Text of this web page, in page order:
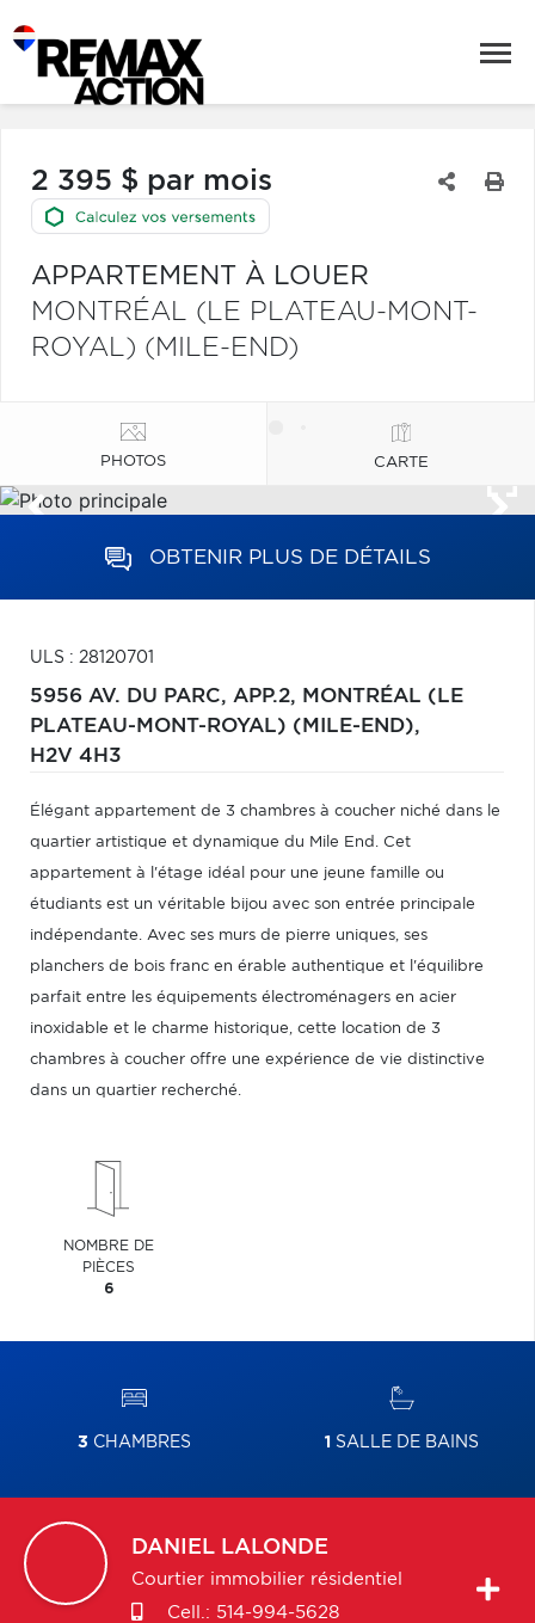
2 395 $ par mois
APPARTEMENT À LOUER
MONTRÉAL (LE PLATEAU-MONT-
ROYAL) (MILE-END)
PHOTOS CARTE
OBTENIR PLUS DE DÉTAILS
ULS : 28120701
5956 AV. DU PARC, APP.2, MONTRÉAL (LE
PLATEAU-MONT-ROYAL) (MILE-END),
H2V 4H3
Élégant appartement de 3 chambres à coucher niché dans le
quartier artistique et dynamique du Mile End. Cet
appartement à l'étage idéal pour une jeune famille ou
étudiants est un véritable bijou avec son entrée principale
indépendante. Avec ses murs de pierre uniques, ses
planchers de bois franc en érable authentique et l'équilibre
parfait entre les équipements électroménagers en acier
inoxidable et le charme historique, cette location de 3
chambres à coucher offre une expérience de vie distinctive
dans un quartier recherché.
NOMBRE DE
PIÈCES
6
3 CHAMBRES 1 SALLE DE BAINS
DANIEL LALONDE
Courtier immobilier résidentiel
Cell.: 514-994-5628